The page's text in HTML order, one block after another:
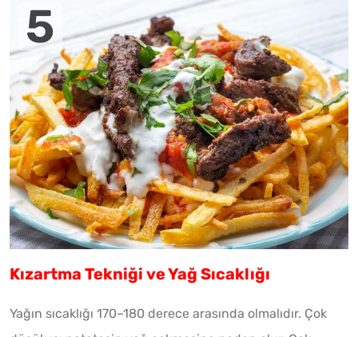
Kızartma Tekniği ve Yağ Sıcaklığı
Yağın sıcaklığı 170–180 derece arasında olmalıdır. Çok